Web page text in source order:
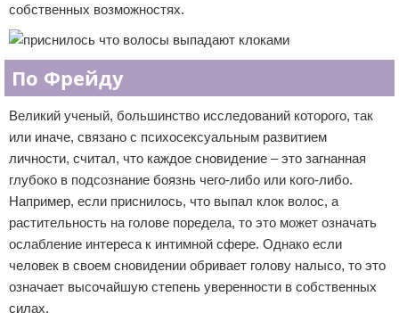
собственных возможностях.
По Фрейду
Великий ученый, большинство исследований которого, так
или иначе, связано с психосексуальным развитием
личности, считал, что каждое сновидение – это загнанная
глубоко в подсознание боязнь чего-либо или кого-либо.
Например, если приснилось, что выпал клок волос, а
растительность на голове поредела, то это может означать
ослабление интереса к интимной сфере. Однако если
человек в своем сновидении обривает голову налысо, то это
означает высочайшую степень уверенности в собственных
силах.